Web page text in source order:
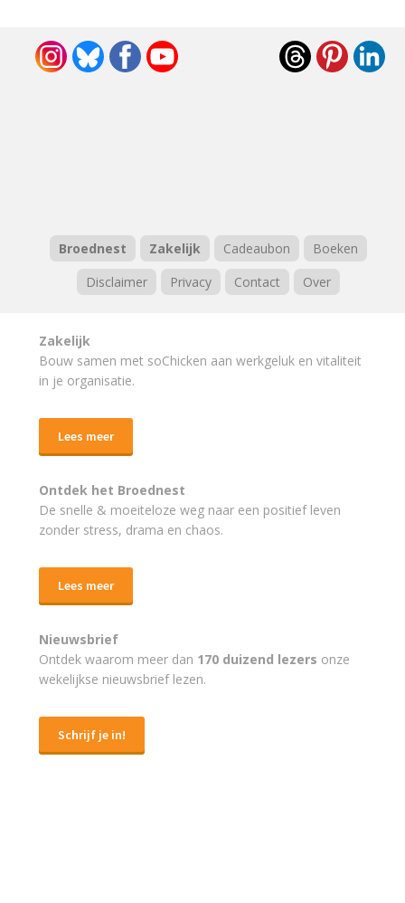
Broednest Zakelijk Cadeaubon
Boeken
Disclaimer
Privacy Contact Over
Zakelijk
Bouw samen met soChicken aan werkgeluk en vitaliteit
in je organisatie.
Lees meer
Ontdek het Broednest
De snelle & moeiteloze weg naar een positief leven
zonder stress, drama en chaos.
Lees meer
Nieuwsbrief
Ontdek waarom meer dan 170 duizend lezers onze
wekelijkse nieuwsbrief lezen.
Schrijf je in!